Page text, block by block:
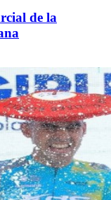
de la